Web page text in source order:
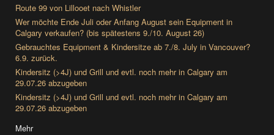
Route 99 von Lillooet nach Whistler
Wer möchte Ende Juli oder Anfang August sein Equipment in
Calgary verkaufen? (bis spätestens 9./10. August 26)
Gebrauchtes Equipment & Kindersitze ab 7./8. July in Vancouver?
6.9. zurück.
Kindersitz (>4J) und Grill und evtl. noch mehr in Calgary am
29.07.26 abzugeben
Kindersitz (>4J) und Grill und evtl. noch mehr in Calgary am
29.07.26 abzugeben
Mehr